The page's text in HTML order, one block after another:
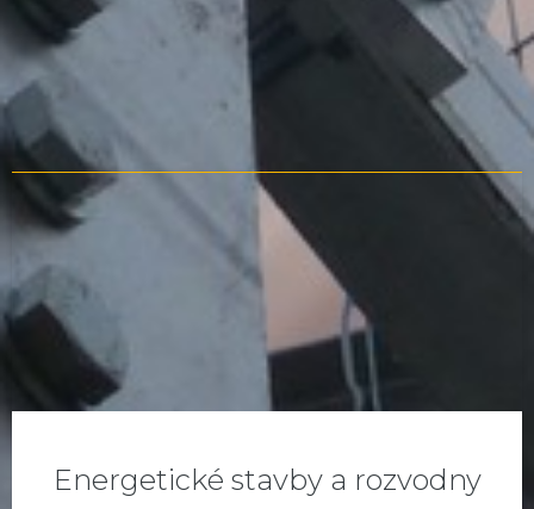
Energetické stavby a rozvodny